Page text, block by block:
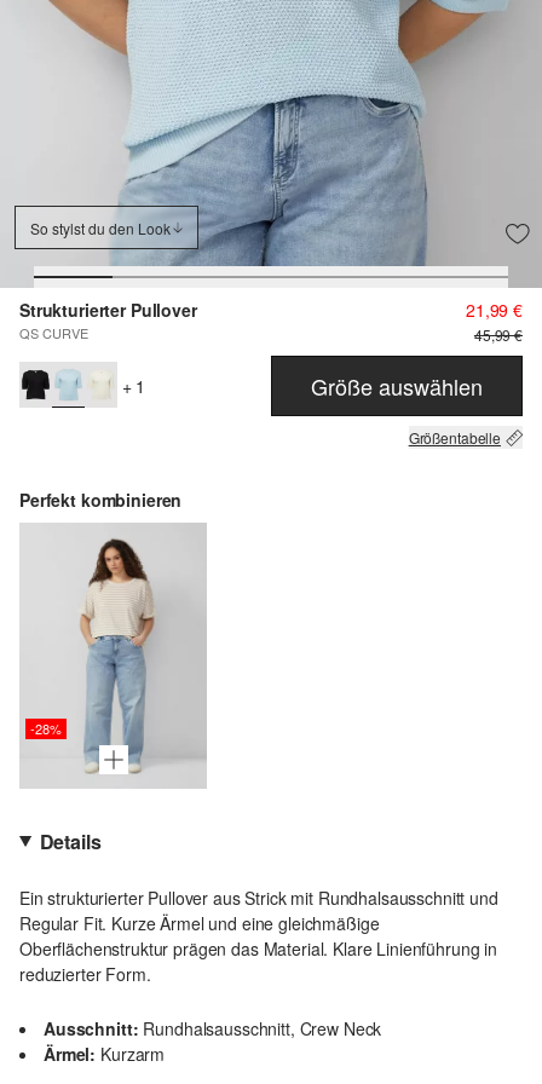
So stylst du den Look
Strukturierter Pullover
QS CURVE
21,99 €
45,99 €
+ 1 Größe auswählen
Größentabelle
Perfekt kombinieren
-28%
Details
Ein strukturierter Pullover aus Strick mit Rundhalsausschnitt und
Regular Fit. Kurze Ärmel und eine gleichmäßige
Oberflächenstruktur prägen das Material. Klare Linienführung in
reduzierter Form.
Ausschnitt: Rundhalsausschnitt, Crew Neck
Ärmel: Kurzarm